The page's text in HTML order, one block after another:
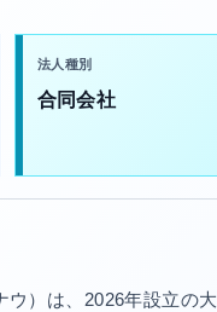
法人種別
合同会社
）は、2026年設立の